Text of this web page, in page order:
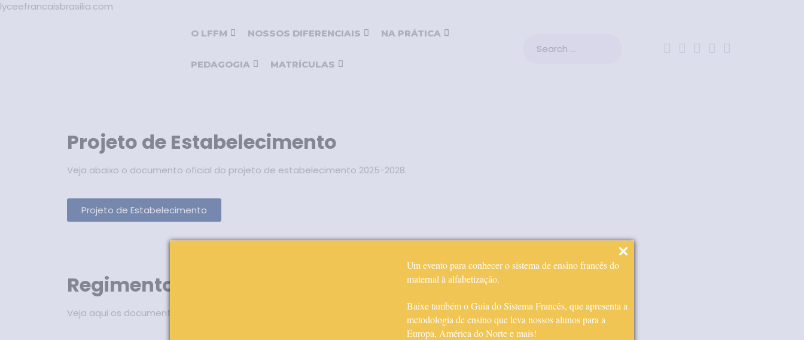
Um evento para conhecer o sistema de ensino francês do
maternal à alfabetização.
Baixe também o Guia do Sistema Francês, que apresenta a
metodologia de ensino que leva nossos alunos para a
Europa, América do Norte e mais!
lyceefrancaisbrasilia.com
O LFFM NOSSOS DIFERENCIAIS NA PRÁTICA
PEDAGOGIA MATRÍCULAS
Projeto de Estabelecimento
Veja abaixo o documento oficial do projeto de estabelecimento 2025-2028.
Projeto de Estabelecimento
Regimentos internos
Veja aqui os documentos dos regimentos internos.